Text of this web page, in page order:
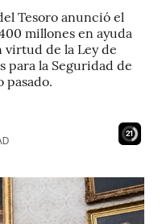
Tesoro anunció el
millones en ayuda
de la Ley de
para la Seguridad de
pasado.
20